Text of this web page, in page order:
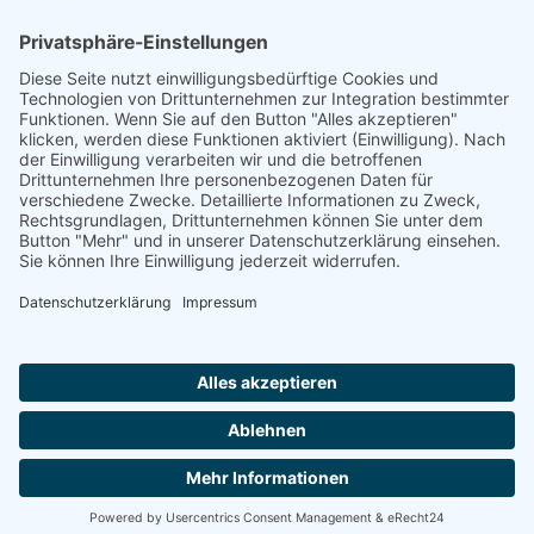
Footer
Cookie-Einstellungen Datenschutz
Impressum
intern
by